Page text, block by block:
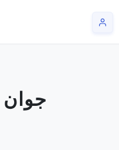
cüvân ~ جوان